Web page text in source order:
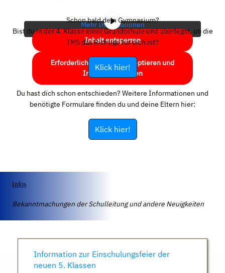
Mehr Informationen
Inhalt entsperren
Erforderlichen Service akzeptieren und
Inhalte entsperren
Schon bald dein Gymnasium?
Bist du in der 4. Klasse einer Grundschule und überlegst, ob die
TMS das Richtige für dich ist?
Klick hier!
Du hast dich schon entschieden? Weitere Informationen und
benötigte Formulare finden du und deine Eltern hier:
Klick hier!
Infos
Bekanntmachungen der Schulleitung und andere Neuigkeiten
Information zur Einschulungsfeier der
neuen 5. Klassen